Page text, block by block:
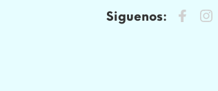
Siguenos: